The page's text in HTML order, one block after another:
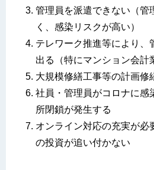
管理員を派遣できない（管
く、感染リスクが高い）
テレワーク推進等により、
出る（特にマンション会計
大規模修繕工事等の計画修
社員・管理員がコロナに感
所閉鎖が発生する
オンライン対応の充実が必
の投資が追い付かない